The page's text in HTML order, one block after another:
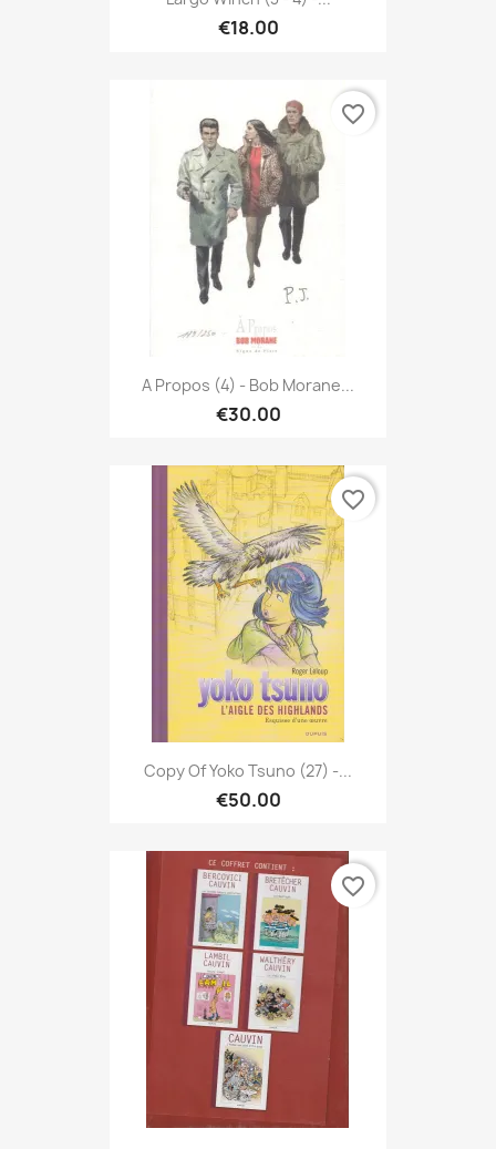
€18.00
A Propos (4) - Bob Morane...
€30.00
favorite_border
Copy Of Yoko Tsuno (27) -...
€50.00
favorite_border
favorite_border